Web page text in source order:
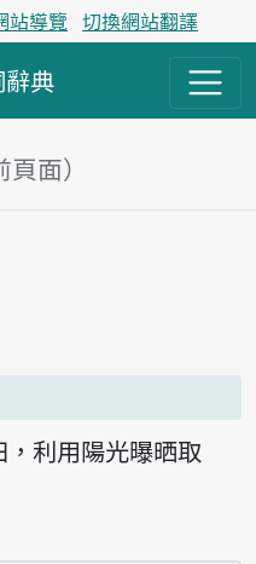
站導覽 切換網站翻譯
辭典
面）
利用陽光曝晒取